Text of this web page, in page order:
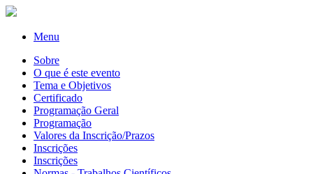
Menu
Sobre
O que é este evento
Tema e Objetivos
Certificado
Programação Geral
Programação
Valores da Inscrição/Prazos
Inscrições
Inscrições